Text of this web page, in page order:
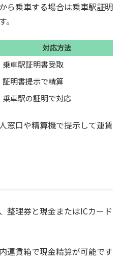
ら乗車する場合は乗車駅証明
対応方法
乗車駅証明書受取
証明書提示で精算
乗車駅の証明で対応
窓口や精算機で提示して運賃
整理券と現金またはICカード
運賃箱で現金精算が可能です